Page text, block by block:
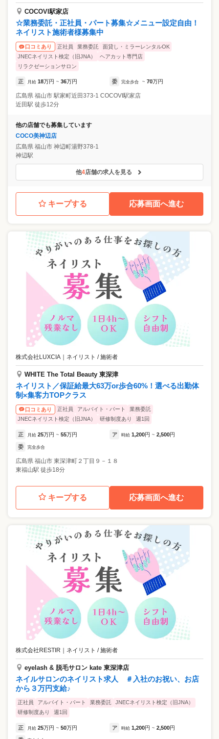
COCOVI駅家店
☆業務委託・正社員・パート募集☆メニュー設定自由！
ネイリスト施術者様募集中
口コミあり 正社員 業務委託
面貸し・ミラーレンタルOK
JNECネイリスト検定（旧JNA）
ヘアカット専門店
リラクゼーションサロン
正 月給 18万円 ~ 36万円 委 完全歩合 ~ 70万円
広島県 福山市 駅家町近田373-1 COCOVI駅家店
近田駅 徒歩12分
他の店舗でも募集しています
COCO美神辺店
広島県 福山市 神辺町湯野378-1
神辺駅
他4店舗の求人を見る
キープする 応募画面へ進む
株式会社LUXCIA ｜ ネイリスト / 施術者
WHITE The Total Beauty 東深津
ネイリスト／保証給最大63万or歩合60%！選べる出勤体
制×集客力TOPクラス
口コミあり 正社員 アルバイト・パート
業務委託
JNECネイリスト検定（旧JNA）
研修制度あり 週1回
正 月給 25万円 ~ 55万円 ア 時給 1,200円 ~ 2,500円
委 完全歩合
広島県 福山市 東深津町２丁目９－１８
東福山駅 徒歩18分
キープする 応募画面へ進む
株式会社RESTIR ネイリスト / 施術者
eyelash & 脱毛サロン kate 東深津店
ネイルサロンのネイリスト求人 ＃入社のお祝い、お店
から３万円支給♪
正社員 アルバイト・パート 業務委託
JNECネイリスト検定（旧JNA）
研修制度あり
週1回
正 月給 25万円 ~ 50万円 ア 時給 1,200円 ~ 2,500円